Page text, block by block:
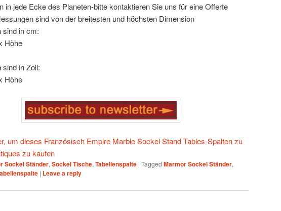
in jede Ecke des Planeten-bitte kontaktieren Sie uns für eine Offerte
sind von der breitesten und höchsten Dimension
sind in cm:
Höhe
in Zoll:
Höhe
um dieses Französisch Empire Marble Sockel Stand Tables-Spalten zu
zu kaufen
Sockel Ständer, Sockel Tische, Tabellenspalte | Tagged Marmor Sockel Ständer,
| Leave a reply